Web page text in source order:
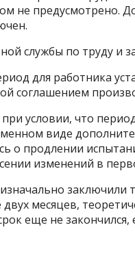
не предусмотрено.
службы по труду и
для работника
соглашением
условии, что
виде
о продлении
изменений в
заключили
месяцев,
еще не